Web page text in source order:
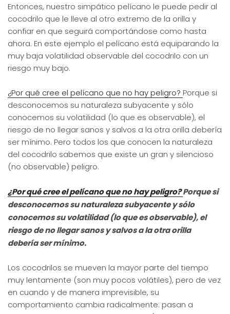
Entonces, nuestro simpático pelícano le puede pedir al
cocodrilo que le lleve al otro extremo de la orilla y
confiar en que seguirá comportándose como hasta
ahora. En este ejemplo el pelícano está equiparando la
muy baja volatilidad observable del cocodrilo con un
riesgo muy bajo.
¿Por qué cree el pelícano que no hay peligro? Porque si
desconocemos su naturaleza subyacente y sólo
conocemos su volatilidad (lo que es observable), el
riesgo de no llegar sanos y salvos a la otra orilla debería
ser mínimo. Pero todos los que conocen la naturaleza
del cocodrilo sabemos que existe un gran y silencioso
(no observable) peligro.
¿Por qué cree el pelícano que no hay peligro?Porque si
desconocemos su naturaleza subyacente y sólo
conocemos su volatilidad (lo que es observable), el
riesgo de no llegar sanos y salvos a la otra orilla
debería ser mínimo.
Los cocodrilos se mueven la mayor parte del tiempo
muy lentamente (son muy pocos volátiles), pero de vez
en cuando y de manera imprevisible, su
comportamiento cambia radicalmente: pasan a